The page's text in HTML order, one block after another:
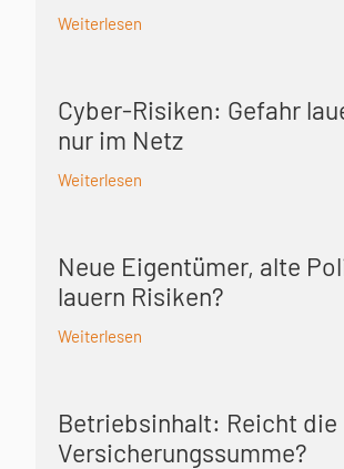
Weiterlesen
Cyber-Risiken: Gefahr
nur im Netz
Weiterlesen
Neue Eigentümer, alte
lauern Risiken?
Weiterlesen
Betriebsinhalt: Reicht die
Versicherungs­summe?